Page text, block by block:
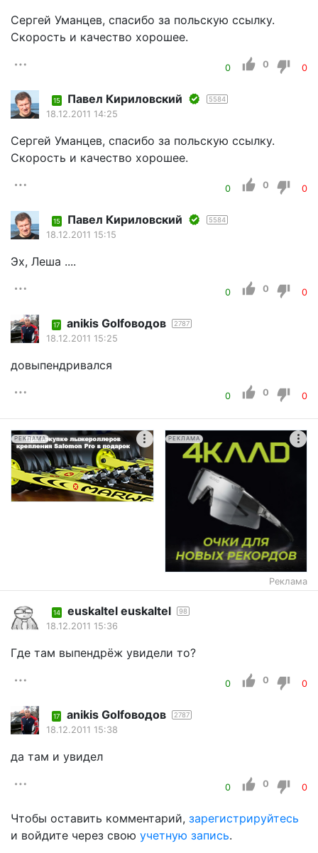
Сергей Уманцев, спасибо за польскую ссылку.
Скорость и качество хорошее.
0 0 0
15 Павел Кириловский 5584
18.12.2011 14:25
Сергей Уманцев, спасибо за польскую ссылку.
Скорость и качество хорошее.
0 0 0
15 Павел Кириловский 5584
18.12.2011 15:15
Эх, Леша ....
0 0 0
17 anikis Golfоводов 2787
18.12.2011 15:25
довыпендривался
0 0 0
РЕКЛАМА РЕКЛАМА
Реклама
14 euskaltel euskaltel 98
18.12.2011 15:36
Где там выпендрёж увидели то?
0 0 0
17 anikis Golfоводов 2787
18.12.2011 15:38
да там и увидел
0 0 0
Чтобы оставить комментарий, зарегистрируйтесь
и войдите через свою учетную запись.